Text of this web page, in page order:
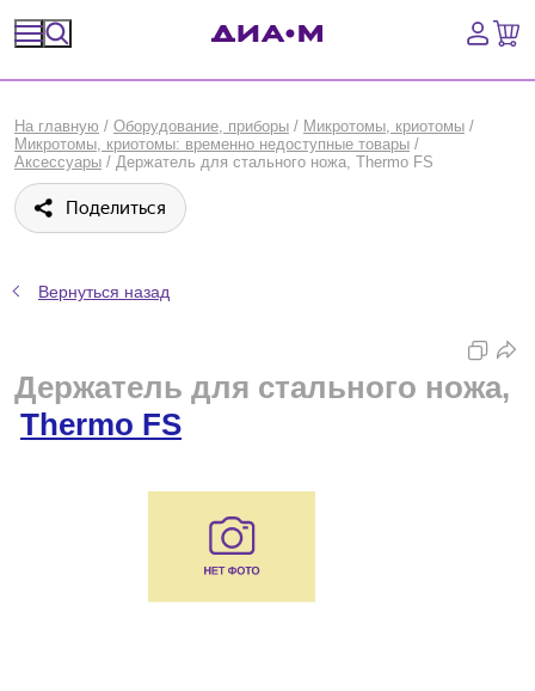
Оборудование, приборы
Расходные материалы, пластик, стекло
Библиотека
На главную / Оборудование, приборы / Микротомы, криотомы /
Микротомы, криотомы: временно недоступные товары /
Аксессуары / Держатель для стального ножа, Thermo FS
Поделиться
Вернуться назад
Держатель для стального ножа,
Thermo FS